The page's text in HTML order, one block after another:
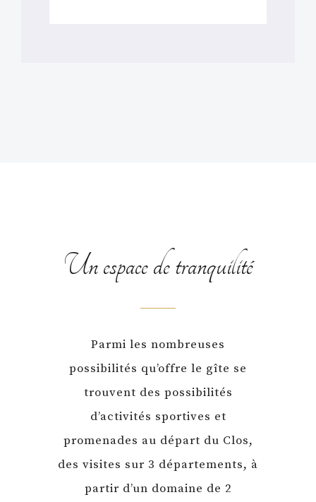
Un espace de tranquilité
Parmi les nombreuses
possibilités qu’offre le gîte se
trouvent des possibilités
d’activités sportives et
promenades au départ du Clos,
des visites sur 3 départements, à
partir d’un domaine de 2